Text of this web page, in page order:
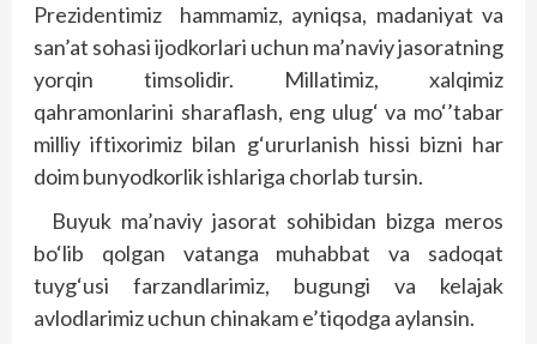
Prezidentimiz hammamiz, ayniqsa, madaniyat va
san’at sohasi ijodkorlari uchun ma’naviy jasoratning
yorqin timsolidir. Millatimiz, xalqimiz
qahramonlarini sharaflash, eng ulug‘ va mo‘’tabar
milliy iftixorimiz bilan g‘ururlanish hissi bizni har
doim bunyodkorlik ishlariga chorlab tursin.
Buyuk ma’naviy jasorat sohibidan bizga meros
bo‘lib qolgan vatanga muhabbat va sadoqat
tuyg‘usi farzandlarimiz, bugungi va kelajak
avlodlarimiz uchun chinakam e’tiqodga aylansin.